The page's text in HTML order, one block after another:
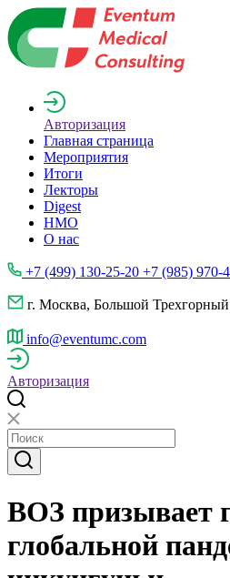
Авторизация
Главная страница
Мероприятия
Итоги
Лекторы
Digest
НМО
О нас
+7 (499) 130-25-20 +7 (985) 970-
г. Москва, Большой Трехгорный
info@eventumc.com
Авторизация
ВОЗ призывает
глобальной